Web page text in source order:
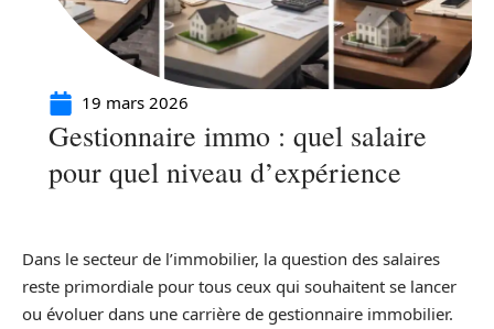
19 mars 2026
Gestionnaire immo : quel salaire
pour quel niveau d’expérience
Dans le secteur de l’immobilier, la question des salaires
reste primordiale pour tous ceux qui souhaitent se lancer
ou évoluer dans une carrière de gestionnaire immobilier.